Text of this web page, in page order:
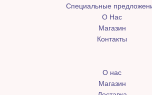
Специальные
О Нас
Магазин
Контакты
О нас
Магазин